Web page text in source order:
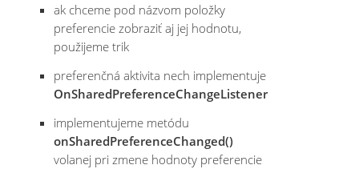
ak chceme pod názvom položky
preferencie zobraziť aj jej hodnotu,
použijeme trik
preferenčná aktivita nech implementuje
OnSharedPreferenceChangeListener
implementujeme metódu
onSharedPreferenceChanged()
volanej pri zmene hodnoty preferencie